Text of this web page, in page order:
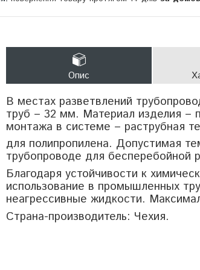
Опис
В местах разветвлений
труб – 32 мм. Материал изделия –
монтажа в системе – раструбная
для полипропилена. Допустимая
трубопроводе для
Благодаря устойчивости к
использование в промышленных
неагрессивные жидкости.
Страна-производитель: Чехия.